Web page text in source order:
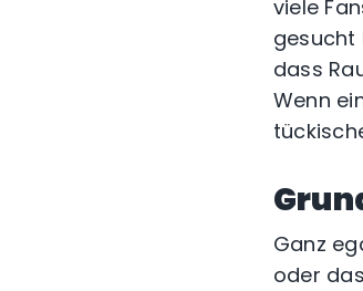
viele
gesucht
dass
Wenn
Ganz
oder